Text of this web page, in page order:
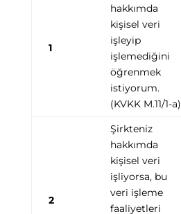
1
hakkımda
kişisel veri
işleyip
işlemediğini
öğrenmek
istiyorum.
(KVKK M.11/1-a)
2
Şirkteniz
hakkımda
kişisel veri
işliyorsa, bu
veri işleme
faaliyetleri